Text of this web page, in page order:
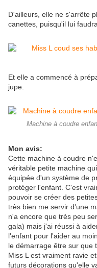
D'ailleurs, elle ne s'arrête
canettes, puisqu'il lui
Et elle a commencé à
jupe.
Machine à coudre
Mon avis:
Cette machine à coudre
véritable petite machine
équipée d'un système de
protéger l'enfant. C'est
pouvoir se créer des
très bien me servir d'une
n'a encore que très peu
gala) mais j'ai réussi à
l'enfant pour l'aider au
le démarrage être sur que
Miss L est vraiment ravie
futurs décorations qu'elle